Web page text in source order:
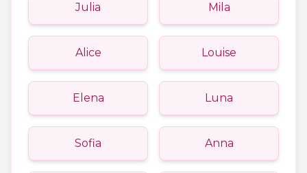
Julia Mila
Alice Louise
Elena Luna
Sofia Anna